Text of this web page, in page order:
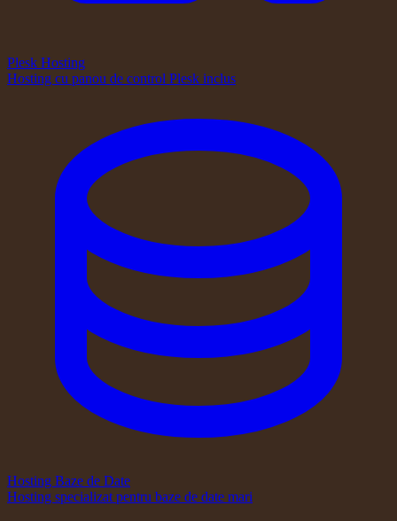
Plesk Hosting
Hosting cu panou de control Plesk inclus
Hosting Baze de Date
Hosting specializat pentru baze de date mari